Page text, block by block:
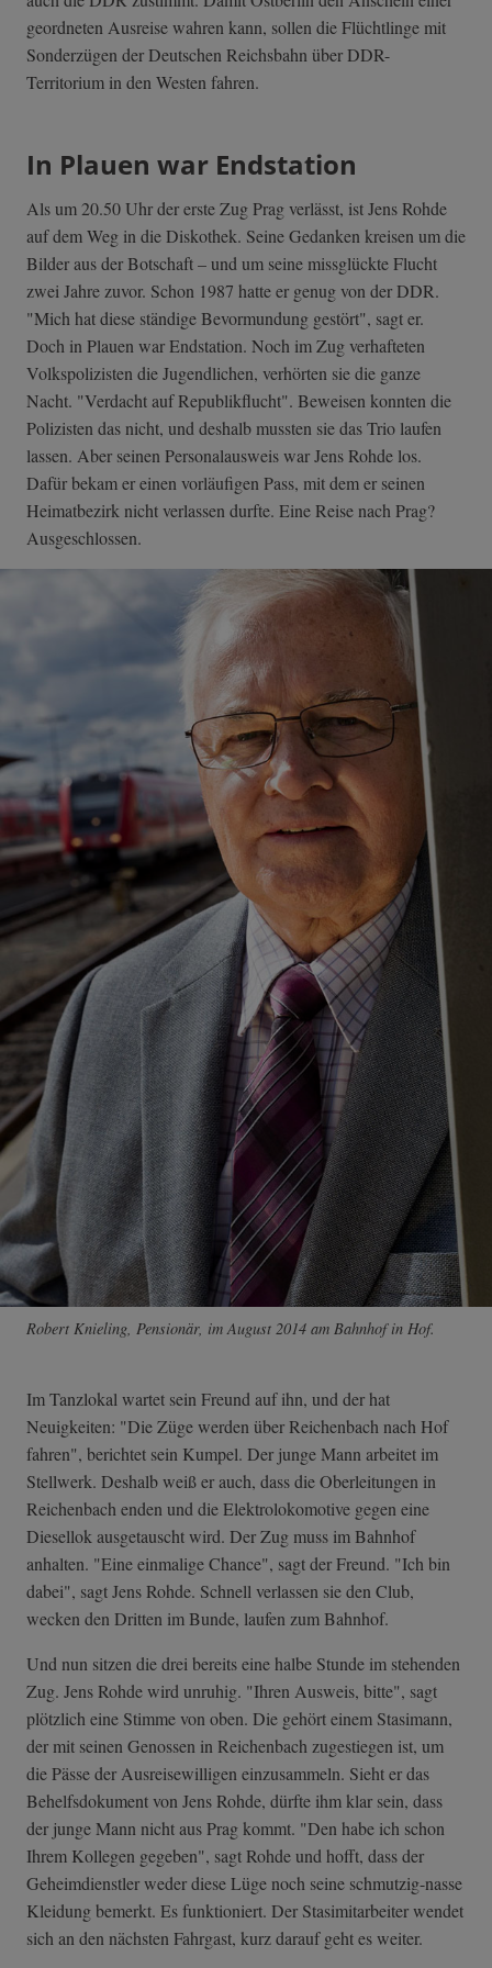
geordneten Ausreise wahren kann, sollen die Flüchtlinge mit
Sonderzügen der Deutschen Reichsbahn über DDR-
Territorium in den Westen fahren.
In Plauen war Endstation
Als um 20.50 Uhr der erste Zug Prag verlässt, ist Jens Rohde
auf dem Weg in die Diskothek. Seine Gedanken kreisen um die
Bilder aus der Botschaft – und um seine missglückte Flucht
zwei Jahre zuvor. Schon 1987 hatte er genug von der DDR.
"Mich hat diese ständige Bevormundung gestört", sagt er.
Doch in Plauen war Endstation. Noch im Zug verhafteten
Volkspolizisten die Jugendlichen, verhörten sie die ganze
Nacht. "Verdacht auf Republikflucht". Beweisen konnten die
Polizisten das nicht, und deshalb mussten sie das Trio laufen
lassen. Aber seinen Personalausweis war Jens Rohde los.
Dafür bekam er einen vorläufigen Pass, mit dem er seinen
Heimatbezirk nicht verlassen durfte. Eine Reise nach Prag?
Ausgeschlossen.
Robert Knieling, Pensionär, im August 2014 am Bahnhof in Hof.
Im Tanzlokal wartet sein Freund auf ihn, und der hat
Neuigkeiten: "Die Züge werden über Reichenbach nach Hof
fahren", berichtet sein Kumpel. Der junge Mann arbeitet im
Stellwerk. Deshalb weiß er auch, dass die Oberleitungen in
Reichenbach enden und die Elektrolokomotive gegen eine
Diesellok ausgetauscht wird. Der Zug muss im Bahnhof
anhalten. "Eine einmalige Chance", sagt der Freund. "Ich bin
dabei", sagt Jens Rohde. Schnell verlassen sie den Club,
wecken den Dritten im Bunde, laufen zum Bahnhof.
Und nun sitzen die drei bereits eine halbe Stunde im stehenden
Zug. Jens Rohde wird unruhig. "Ihren Ausweis, bitte", sagt
plötzlich eine Stimme von oben. Die gehört einem Stasimann,
der mit seinen Genossen in Reichenbach zugestiegen ist, um
die Pässe der Ausreisewilligen einzusammeln. Sieht er das
Behelfsdokument von Jens Rohde, dürfte ihm klar sein, dass
der junge Mann nicht aus Prag kommt. "Den habe ich schon
Ihrem Kollegen gegeben", sagt Rohde und hofft, dass der
Geheimdienstler weder diese Lüge noch seine schmutzig-nasse
Kleidung bemerkt. Es funktioniert. Der Stasimitarbeiter wendet
sich an den nächsten Fahrgast, kurz darauf geht es weiter.